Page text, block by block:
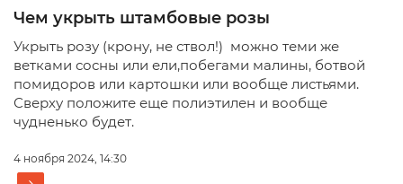
Чем укрыть штамбовые розы
Укрыть розу (крону, не ствол!) можно теми же
ветками сосны или ели,побегами малины, ботвой
помидоров или картошки или вообще листьями.
Сверху положите еще полиэтилен и вообще
чудненько будет.
4 ноября 2024, 14:30